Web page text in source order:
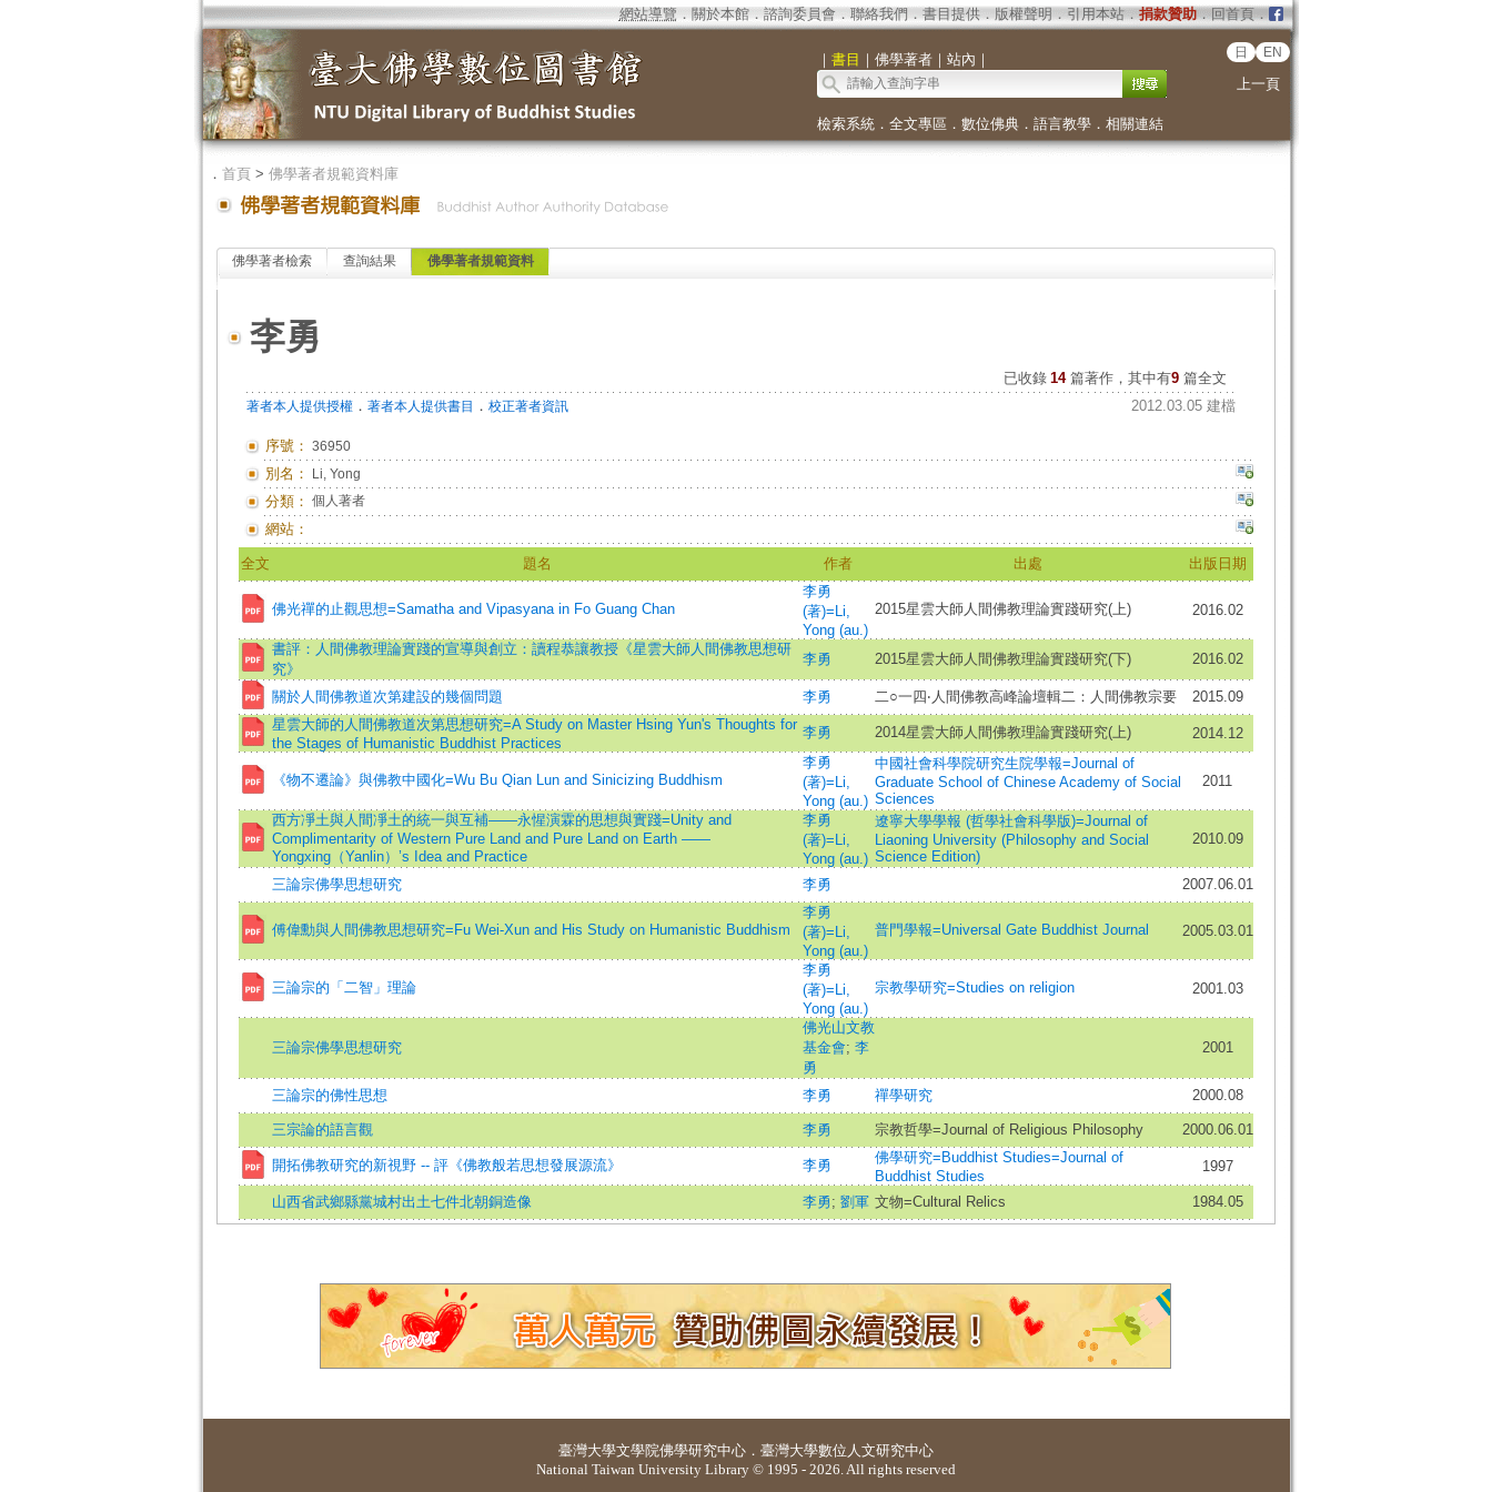
網站導覽 ． 關於本館． 諮詢委員會． 聯絡我們 ． 書目提供． 版權聲明 ． 引用本站． 捐款贊助．回首頁．
｜ 書目 ｜ 佛學著者｜ 站內 ｜ 日 EN
上一頁
檢索系統． 全文專區 ． 數位佛典． 語言教學． 相關連結
． 首頁> 佛學著者規範資料庫
佛學著者檢索 查詢結果 佛學著者規範資料
李勇
已收錄 14 篇著作，其中有9篇全文
著者本人提供授權． 著者本人提供書目 ． 校正著者資訊 2012.03.05 建檔
序號： 36950
別名： Li, Yong
分類： 個人著者
網站：
全文 題名 作者 出處 出版日期
佛光禪的止觀思想=Samatha and Vipasyana in Fo Guang Chan
李勇
(著)=Li,
Yong (au.)
2015星雲大師人間佛教理論實踐研究(上) 2016.02
書評：人間佛教理論實踐的宣導與創立：讀程恭讓教授《星雲大師人間佛教思想研
究》
李勇 2015星雲大師人間佛教理論實踐研究(下) 2016.02
關於人間佛教道次第建設的幾個問題 李勇 二○一四‧人間佛教高峰論壇輯二：人間佛教宗要
2015.09
星雲大師的人間佛教道次第思想研究=A Study on Master Hsing Yun's Thoughts for
the Stages of Humanistic Buddhist Practices
李勇 2014星雲大師人間佛教理論實踐研究(上) 2014.12
《物不遷論》與佛教中國化=Wu Bu Qian Lun and Sinicizing Buddhism
李勇
(著)=Li,
Yong (au.)
中國社會科學院研究生院學報=Journal of
Graduate School of Chinese Academy of Social
Sciences
2011
西方凈土與人間凈土的統一與互補——永惺演霖的思想與實踐=Unity and
Complimentarity of Western Pure Land and Pure Land on Earth ——
Yongxing（Yanlin）’s Idea and Practice
李勇
(著)=Li,
Yong (au.)
遼寧大學學報 (哲學社會科學版)=Journal of
Liaoning University (Philosophy and Social
Science Edition)
2010.09
三論宗佛學思想研究 李勇 2007.06.01
傅偉勳與人間佛教思想研究=Fu Wei-Xun and His Study on Humanistic Buddhism
李勇
(著)=Li,
Yong (au.)
普門學報=Universal Gate Buddhist Journal 2005.03.01
三論宗的「二智」理論
李勇
(著)=Li,
Yong (au.)
宗教學研究=Studies on religion 2001.03
三論宗佛學思想研究
佛光山文教
基金會; 李
勇
2001
三論宗的佛性思想 李勇 禪學研究 2000.08
三宗論的語言觀 李勇 宗教哲學=Journal of Religious Philosophy 2000.06.01
開拓佛教研究的新視野 -- 評《佛教般若思想發展源流》 李勇
佛學研究=Buddhist Studies=Journal of
Buddhist Studies
1997
山西省武鄉縣黨城村出土七件北朝銅造像 李勇; 劉軍 文物=Cultural Relics 1984.05
臺灣大學文學院佛學研究中心 ． 臺灣大學數位人文研究中心
National Taiwan University Library © 1995 - 2026. All rights reserved